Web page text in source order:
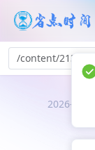
/content/213
2026-08-06